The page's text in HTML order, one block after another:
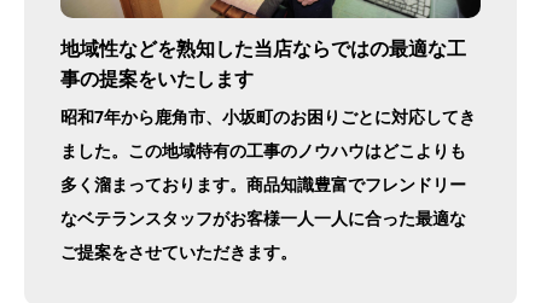
地域性などを熟知した当店ならではの最適な工
事の提案をいたします
昭和7年から鹿角市、小坂町のお困りごとに対応してき
ました。この地域特有の工事のノウハウはどこよりも
多く溜まっております。商品知識豊富でフレンドリー
なベテランスタッフがお客様一人一人に合った最適な
ご提案をさせていただきます。